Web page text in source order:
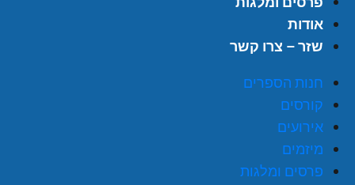
אודות
שזר – צרו קשר
חנות הספרים
קורסים
אירועים
מיזמים
פרסים ומלגות